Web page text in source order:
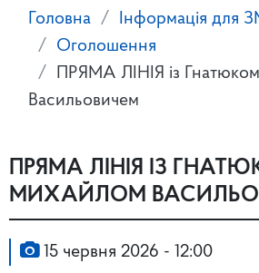
Головна
Інформація для
Оголошення
ПРЯМА ЛІНІЯ із
Васильовичем
ПРЯМА ЛІНІЯ ІЗ
МИХАЙЛОМ
15 червня 2026 - 12:00